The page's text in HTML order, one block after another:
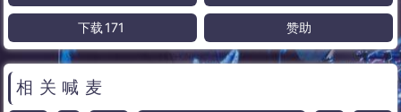
下载 171 赞助
相关喊麦